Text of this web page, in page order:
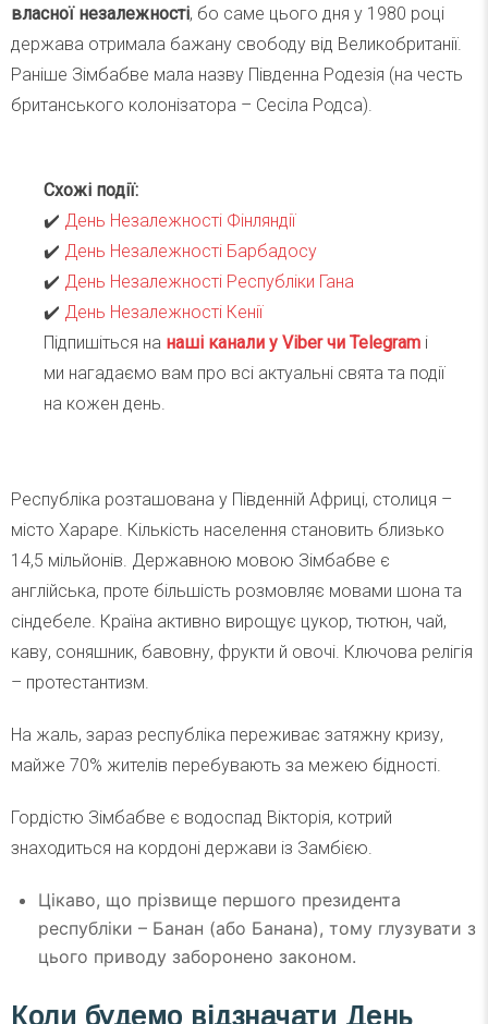
власної незалежності, бо саме цього дня у 1980 році
держава отримала бажану свободу від Великобританії.
Раніше Зімбабве мала назву Південна Родезія (на честь
британського колонізатора – Сесіла Родса).
Схожі події:
✔️ День Незалежності Фінляндії
✔️ День Незалежності Барбадосу
✔️ День Незалежності Республіки Гана
✔️ День Незалежності Кенії
Підпишіться на наші канали у Viber чи Telegram і
ми нагадаємо вам про всі актуальні свята та події
на кожен день.
Республіка розташована у Південній Африці, столиця –
місто Хараре. Кількість населення становить близько
14,5 мільйонів. Державною мовою Зімбабве є
англійська, проте більшість розмовляє мовами шона та
сіндебеле. Країна активно вирощує цукор, тютюн, чай,
каву, соняшник, бавовну, фрукти й овочі. Ключова релігія
– протестантизм.
На жаль, зараз республіка переживає затяжну кризу,
майже 70% жителів перебувають за межею бідності.
Гордістю Зімбабве є водоспад Вікторія, котрий
знаходиться на кордоні держави із Замбією.
Цікаво, що прізвище першого президента
республіки – Банан (або Банана), тому глузувати з
цього приводу заборонено законом.
Коли будемо відзначати День